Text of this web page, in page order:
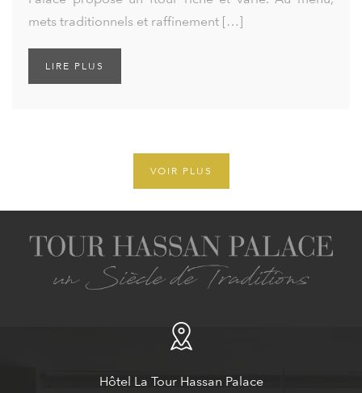
mets traditionnels et raffinement […]
LIRE PLUS
VOIR PLUS
Hôtel La Tour Hassan Palace